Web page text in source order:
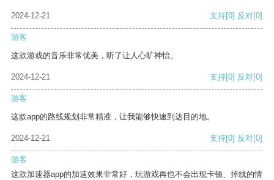
2024-12-21 支持[0] 反对[0]
游客
这款游戏的音乐非常优美，听了让人心旷神怡。
2024-12-21 支持[0] 反对[0]
游客
这款app的路线规划非常精准，让我能够快速到达目的地。
2024-12-21 支持[0] 反对[0]
游客
这款加速器app的加速效果非常好，玩游戏再也不会出现卡顿、掉线的情